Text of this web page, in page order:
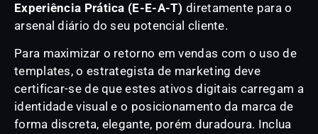
Experiência Prática (E-E-A-T) diretamente para o
arsenal diário do seu potencial cliente.
Para maximizar o retorno em vendas com o uso de
templates, o estrategista de marketing deve
certificar-se de que estes ativos digitais carregam a
identidade visual e o posicionamento da marca de
forma discreta, elegante, porém duradoura. Inclua